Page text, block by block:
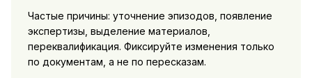
Частые причины: уточнение эпизодов, появление
экспертизы, выделение материалов,
переквалификация. Фиксируйте изменения только
по документам, а не по пересказам.